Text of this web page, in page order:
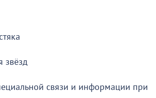
звёзд
связи и информации при